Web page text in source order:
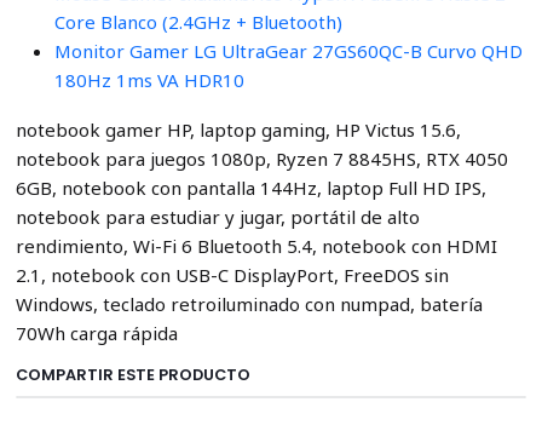
Core Blanco (2.4GHz + Bluetooth)
Monitor Gamer LG UltraGear 27GS60QC-B Curvo QHD
180Hz 1ms VA HDR10
notebook gamer HP, laptop gaming, HP Victus 15.6,
notebook para juegos 1080p, Ryzen 7 8845HS, RTX 4050
6GB, notebook con pantalla 144Hz, laptop Full HD IPS,
notebook para estudiar y jugar, portátil de alto
rendimiento, Wi-Fi 6 Bluetooth 5.4, notebook con HDMI
2.1, notebook con USB-C DisplayPort, FreeDOS sin
Windows, teclado retroiluminado con numpad, batería
70Wh carga rápida
COMPARTIR ESTE PRODUCTO